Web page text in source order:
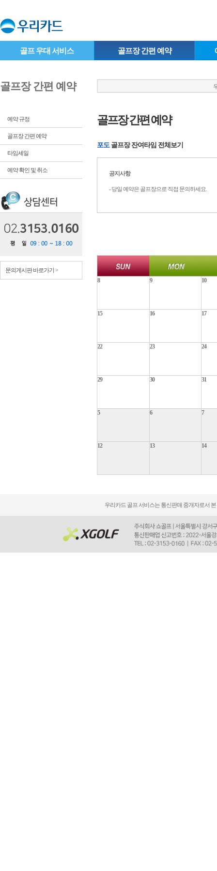
골프 우대 서비스 골프장 간편 예약
골프장 간편 예약
예약 규정
골프장 간편 예약
타임세일
예약 확인 및 취소
문의게시판 바로가기 >
골프장 간편 예약
포도 골프장 잔여타임 전체보기
공지사항
- 당일 예약은 골프장으로 직접 문의하세요.
8 9 10
15 16 17
22 23 24
29 30 31
5 6 7
12 13 14
우리카드 골프 서비스는 통신판매 중개자로서